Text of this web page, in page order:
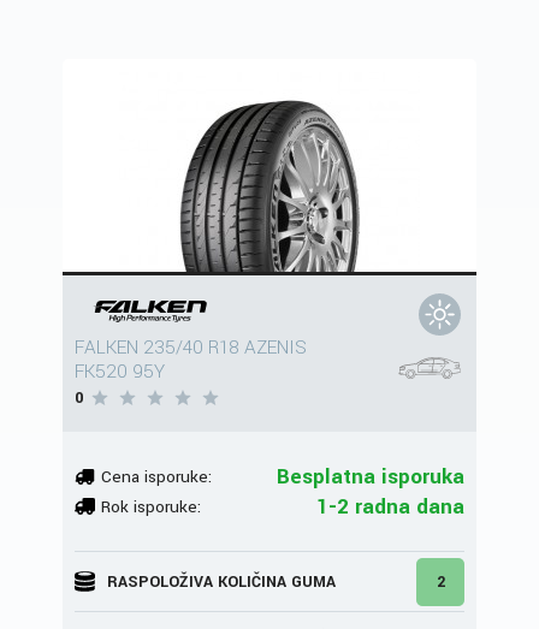
FALKEN 235/40 R18 AZENIS
FK520 95Y
0
Cena isporuke: Besplatna isporuka
Rok isporuke: 1-2 radna dana
RASPOLOŽIVA KOLIČINA GUMA 2